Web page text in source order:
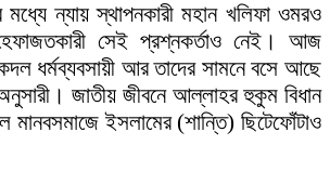
ন্যায় স্থাপনকারী মহান খলিফা ওমরও
সেই প্রশ্নকর্তাও নেই। আজ
ধর্মব্যবসায়ী আর তাদের সামনে বসে আছে
জাতীয় জীবনে আল্লাহর হুকুম বিধান
ইসলামের (শান্তি) ছিটেফোঁটাও